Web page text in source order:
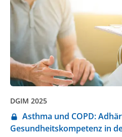
DGIM 2025
Asthma und COPD:
Gesundheitskompetenz in